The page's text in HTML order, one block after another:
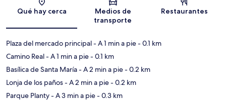
Sección del mapa
Qué hay cerca
Medios de
transporte
Restaurantes
Plaza del mercado principal- A 1 min a pie- 0.1 km
Camino Real- A 1 min a pie- 0.1 km
Basílica de Santa María- A 2 min a pie- 0.2 km
Lonja de los paños- A 2 min a pie- 0.2 km
Parque Planty- A 3 min a pie- 0.3 km